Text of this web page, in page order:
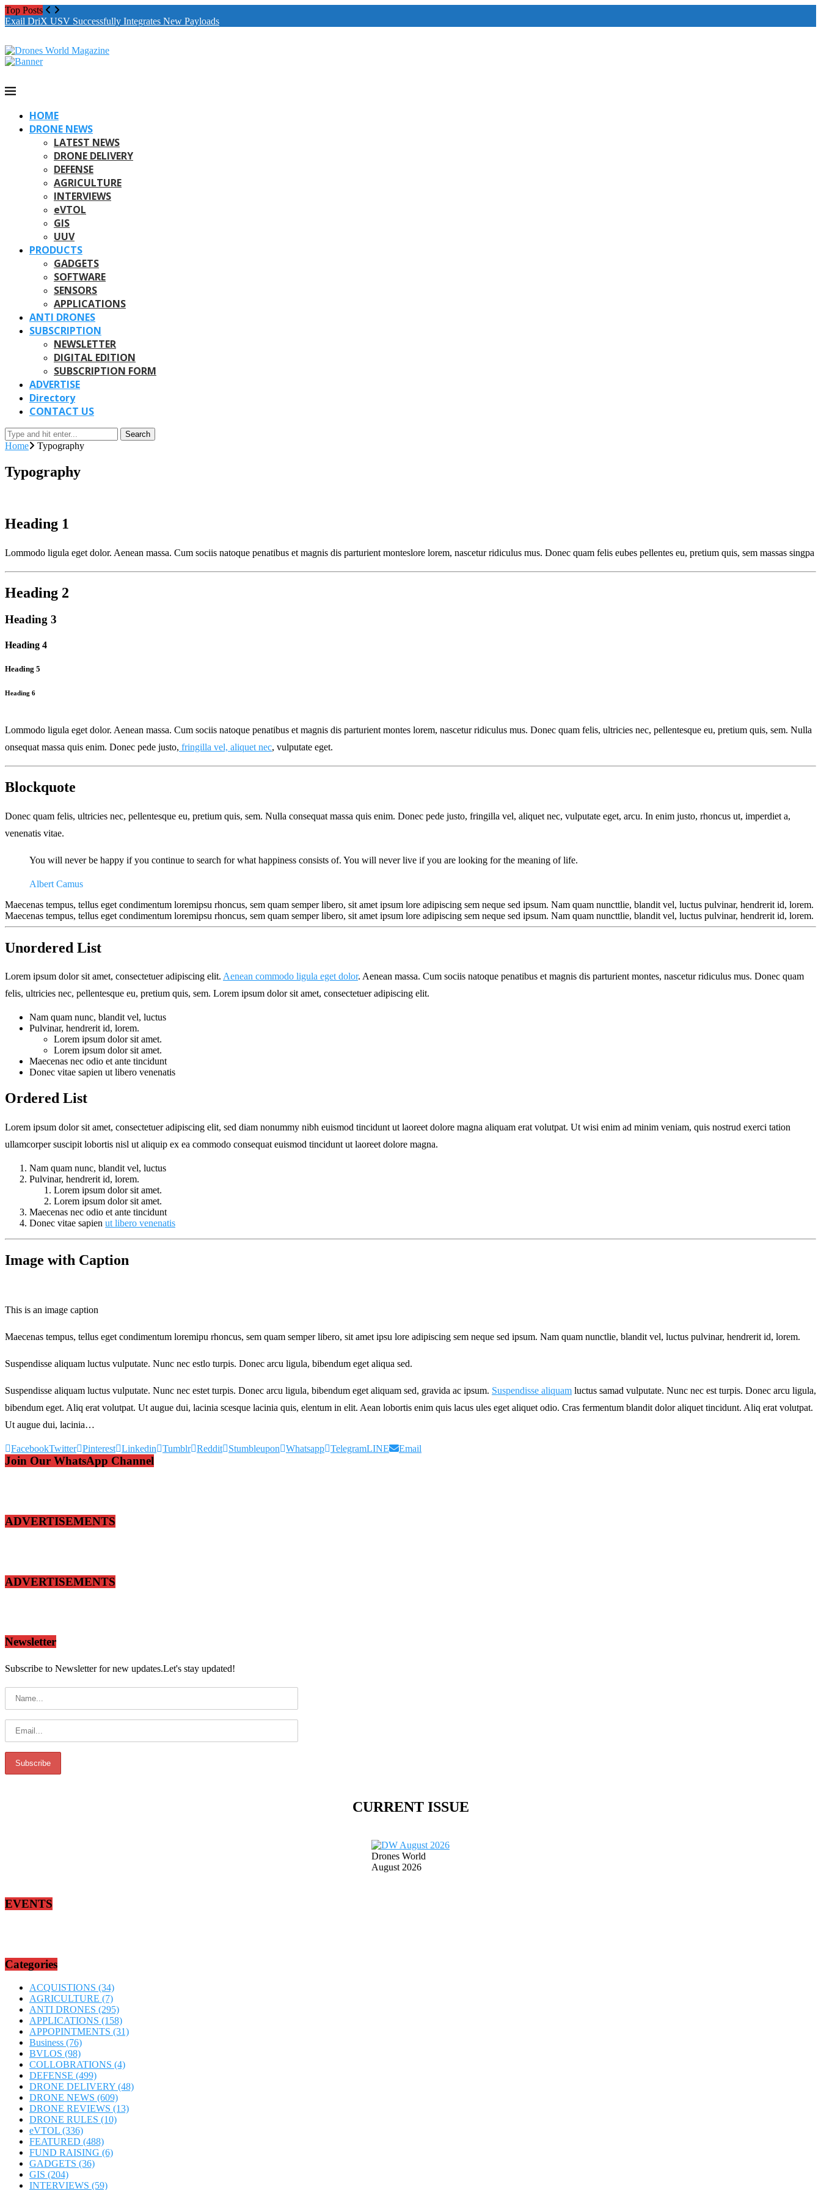
Top Posts
Exail DriX USV Successfully Integrates New Payloads
HOME
DRONE NEWS
LATEST NEWS
DRONE DELIVERY
DEFENSE
AGRICULTURE
INTERVIEWS
eVTOL
GIS
UUV
PRODUCTS
GADGETS
SOFTWARE
SENSORS
APPLICATIONS
ANTI DRONES
SUBSCRIPTION
NEWSLETTER
DIGITAL EDITION
SUBSCRIPTION FORM
ADVERTISE
Directory
CONTACT US
Search
Home Typography
Typography
Heading 1
Lommodo ligula eget dolor. Aenean massa. Cum sociis natoque penatibus et magnis dis parturient monteslore lorem, nascetur ridiculus mus. Donec quam felis eubes pellentes eu, pretium quis, sem massas singpa
Heading 2
Heading 3
Heading 4
Heading 5
Heading 6
Lommodo ligula eget dolor. Aenean massa. Cum sociis natoque penatibus et magnis dis parturient montes lorem, nascetur ridiculus mus. Donec quam felis, ultricies nec, pellentesque eu, pretium quis, sem. Nulla
onsequat massa quis enim. Donec pede justo, fringilla vel, aliquet nec, vulputate eget.
Blockquote
Donec quam felis, ultricies nec, pellentesque eu, pretium quis, sem. Nulla consequat massa quis enim. Donec pede justo, fringilla vel, aliquet nec, vulputate eget, arcu. In enim justo, rhoncus ut, imperdiet a,
venenatis vitae.
You will never be happy if you continue to search for what happiness consists of. You will never live if you are looking for the meaning of life.
Albert Camus
Maecenas tempus, tellus eget condimentum loremipsu rhoncus, sem quam semper libero, sit amet ipsum lore adipiscing sem neque sed ipsum. Nam quam nuncttlie, blandit vel, luctus pulvinar, hendrerit id, lorem.
Maecenas tempus, tellus eget condimentum loremipsu rhoncus, sem quam semper libero, sit amet ipsum lore adipiscing sem neque sed ipsum. Nam quam nuncttlie, blandit vel, luctus pulvinar, hendrerit id, lorem.
Unordered List
Lorem ipsum dolor sit amet, consectetuer adipiscing elit. Aenean commodo ligula eget dolor. Aenean massa. Cum sociis natoque penatibus et magnis dis parturient montes, nascetur ridiculus mus. Donec quam
felis, ultricies nec, pellentesque eu, pretium quis, sem. Lorem ipsum dolor sit amet, consectetuer adipiscing elit.
Nam quam nunc, blandit vel, luctus
Pulvinar, hendrerit id, lorem.
Lorem ipsum dolor sit amet.
Lorem ipsum dolor sit amet.
Maecenas nec odio et ante tincidunt
Donec vitae sapien ut libero venenatis
Ordered List
Lorem ipsum dolor sit amet, consectetuer adipiscing elit, sed diam nonummy nibh euismod tincidunt ut laoreet dolore magna aliquam erat volutpat. Ut wisi enim ad minim veniam, quis nostrud exerci tation
ullamcorper suscipit lobortis nisl ut aliquip ex ea commodo consequat euismod tincidunt ut laoreet dolore magna.
Nam quam nunc, blandit vel, luctus
Pulvinar, hendrerit id, lorem.
Lorem ipsum dolor sit amet.
Lorem ipsum dolor sit amet.
Maecenas nec odio et ante tincidunt
Donec vitae sapien ut libero venenatis
Image with Caption
This is an image caption
Maecenas tempus, tellus eget condimentum loremipu rhoncus, sem quam semper libero, sit amet ipsu lore adipiscing sem neque sed ipsum. Nam quam nunctlie, blandit vel, luctus pulvinar, hendrerit id, lorem.
Suspendisse aliquam luctus vulputate. Nunc nec estlo turpis. Donec arcu ligula, bibendum eget aliqua sed.
Suspendisse aliquam luctus vulputate. Nunc nec estet turpis. Donec arcu ligula, bibendum eget aliquam sed, gravida ac ipsum. Suspendisse aliquam luctus samad vulputate. Nunc nec est turpis. Donec arcu ligula,
bibendum eget. Aliq erat volutpat. Ut augue dui, lacinia scesque lacinia quis, elentum in elit. Aean lobortis enim quis lacus ules eget aliquet odio. Cras fermentum blandit dolor aliquet tincidunt. Aliq erat volutpat.
Ut augue dui, lacinia…
FacebookTwitter Pinterest Linkedin Tumblr Reddit Stumbleupon Whatsapp TelegramLINE Email
Join Our WhatsApp Channel
ADVERTISEMENTS
ADVERTISEMENTS
Newsletter
Subscribe to Newsletter for new updates.Let's stay updated!
CURRENT ISSUE
Drones World
August 2026
EVENTS
Categories
ACQUISTIONS (34)
AGRICULTURE (7)
ANTI DRONES (295)
APPLICATIONS (158)
APPOPINTMENTS (31)
Business (76)
BVLOS (98)
COLLOBRATIONS (4)
DEFENSE (499)
DRONE DELIVERY (48)
DRONE NEWS (609)
DRONE REVIEWS (13)
DRONE RULES (10)
eVTOL (336)
FEATURED (488)
FUND RAISING (6)
GADGETS (36)
GIS (204)
INTERVIEWS (59)